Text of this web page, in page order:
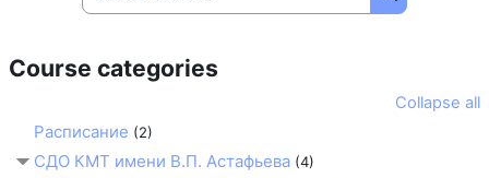
Search
Course categories
Collapse all
Расписание (2)
СДО КМТ имени В.П. Астафьева (4)